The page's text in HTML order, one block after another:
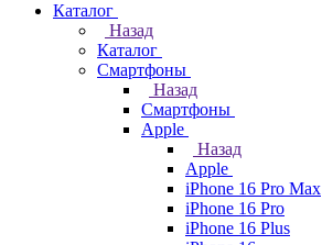
Каталог
Назад
Каталог
Смартфоны
Назад
Смартфоны
Apple
Назад
Apple
iPhone 16 Pro Max
iPhone 16 Pro
iPhone 16 Plus